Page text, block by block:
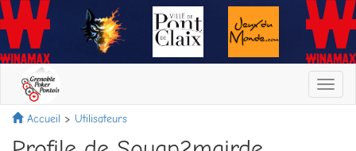
Accueil Utilisateurs